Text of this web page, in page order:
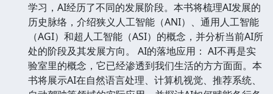
学习，AI经历了不同的发展阶段。本书将梳理AI发展的
历史脉络，介绍狭义人工智能（ANI）、通用人工智能
（AGI）和超人工智能（ASI）的概念，并分析当前AI所
处的阶段及其发展方向。 AI的落地应用： AI不再是实
验室里的概念，它已经渗透到我们生活的方方面面。本
书将展示AI在自然语言处理、计算机视觉、推荐系统、